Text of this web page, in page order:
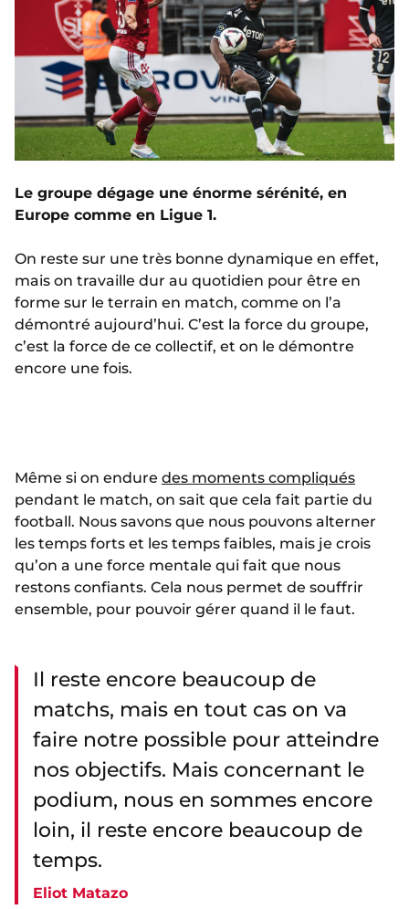
Le groupe dégage une énorme sérénité, en
Europe comme en Ligue 1.
On reste sur une très bonne dynamique en effet,
mais on travaille dur au quotidien pour être en
forme sur le terrain en match, comme on l’a
démontré aujourd’hui. C’est la force du groupe,
c’est la force de ce collectif, et on le démontre
encore une fois.
Même si on endure des moments compliqués
pendant le match, on sait que cela fait partie du
football. Nous savons que nous pouvons alterner
les temps forts et les temps faibles, mais je crois
qu’on a une force mentale qui fait que nous
restons confiants. Cela nous permet de souffrir
ensemble, pour pouvoir gérer quand il le faut.
Il reste encore beaucoup de
matchs, mais en tout cas on va
faire notre possible pour atteindre
nos objectifs. Mais concernant le
podium, nous en sommes encore
loin, il reste encore beaucoup de
temps.
Eliot Matazo